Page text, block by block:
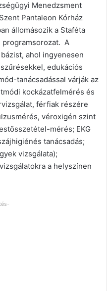
Menedzsment
Pantaleon Kórház
állomásozik a Staféta
programsorozat. A
ahol ingyenesen
edukációs
tanácsadással várják az
kockázatfelmérés és
férfiak részére
véroxigén szint
mérés; EKG
tanácsadás;
vizsgálata);
a helyszínen